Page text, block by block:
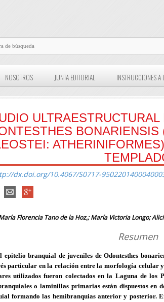
NOSOTROS JUNTA EDITORIAL INSTRUCCIONES A
BONARIENSIS
dx.doi.org/10.4067/S0717-
Florencia Tano de la Hoz,; María Victoria Longo;
Resumen
epitelio branquial de juveniles de Odontesthes
particular en la relación entre la morfología celular y
utilizados fueron colectados en la Laguna de los
o laminillas primarias están dispuestos
formando las hemibranquias anterior y posterior.